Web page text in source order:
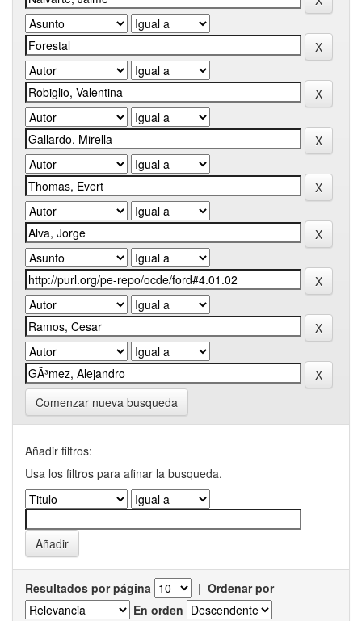
Comenzar nueva busqueda
Añadir filtros:
Usa los filtros para afinar la busqueda.
Resultados por página | Ordenar por
En orden